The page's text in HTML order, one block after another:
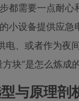
都需要一点耐
小设备提供应急
电、或者作为夜
块”是怎么炼成的
与原理剖